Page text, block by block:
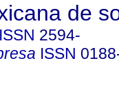
de
ISSN 2594-
ISSN